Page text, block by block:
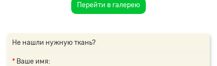
Перейти в галерею
Не нашли нужную ткань?
Ваше имя: